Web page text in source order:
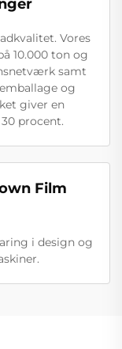
Vores
10.000 ton og
samt
og
giver en
procent.
Film
i design og